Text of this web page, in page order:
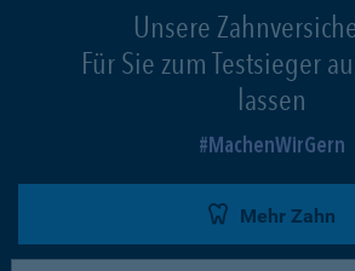
Unsere
Für Sie zum Testsieger
lassen
MachenWirGern
Mehr Zahn